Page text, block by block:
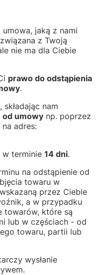
jaką z nami
z Twoją
nie ma dla Ciebie
prawo do odstąpienia
.
nam
od umowy np. poprzez
adres:
w terminie 14 dni.
na odstąpienie od
towaru w
przez Ciebie
a w przypadku
towarów, które są
lub w częściach - od
towaru, partii lub
wysłanie